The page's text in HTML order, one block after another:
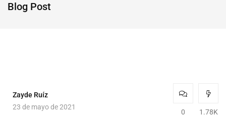
Blog Post
Zayde Ruíz
23 de mayo de 2021
0 1.78K